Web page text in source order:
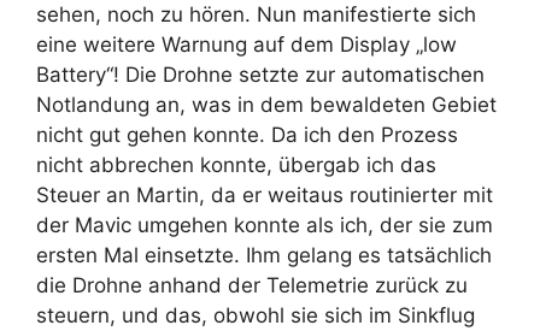
sehen, noch zu hören. Nun manifestierte sich
eine weitere Warnung auf dem Display „low
Battery“! Die Drohne setzte zur automatischen
Notlandung an, was in dem bewaldeten Gebiet
nicht gut gehen konnte. Da ich den Prozess
nicht abbrechen konnte, übergab ich das
Steuer an Martin, da er weitaus routinierter mit
der Mavic umgehen konnte als ich, der sie zum
ersten Mal einsetzte. Ihm gelang es tatsächlich
die Drohne anhand der Telemetrie zurück zu
steuern, und das, obwohl sie sich im Sinkflug